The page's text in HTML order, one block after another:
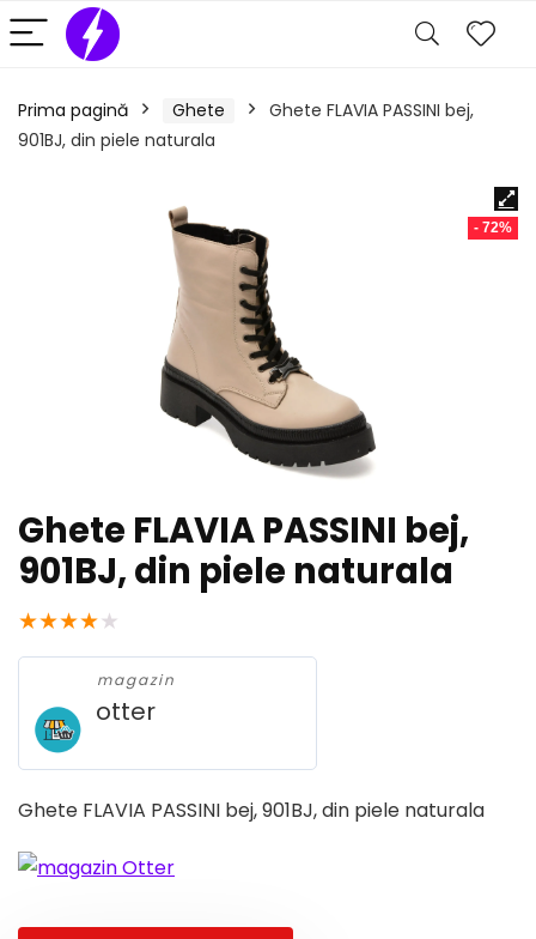
Prima pagină Ghete
Ghete FLAVIA PASSINI bej,
901BJ, din piele naturala
- 72%
Ghete FLAVIA PASSINI bej,
901BJ, din piele naturala
★★★★★
magazin
otter
Ghete FLAVIA PASSINI bej, 901BJ, din piele naturala